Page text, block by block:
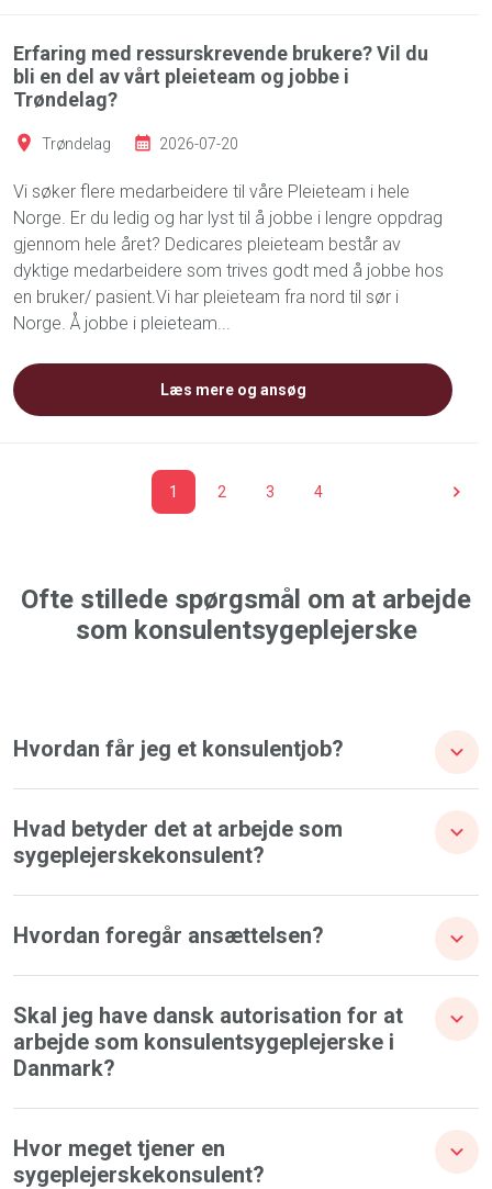
Erfaring med ressurskrevende brukere? Vil du
bli en del av vårt pleieteam og jobbe i
Trøndelag?
Trøndelag 2026-07-20
Vi søker flere medarbeidere til våre Pleieteam i hele
Norge. Er du ledig og har lyst til å jobbe i lengre oppdrag
gjennom hele året? Dedicares pleieteam består av
dyktige medarbeidere som trives godt med å jobbe hos
en bruker/ pasient.Vi har pleieteam fra nord til sør i
Norge. Å jobbe i pleieteam...
Læs mere og ansøg
1 2 3 4
Ofte stillede spørgsmål om at arbejde
som konsulentsygeplejerske
Hvordan får jeg et konsulentjob?
Hvad betyder det at arbejde som
sygeplejerskekonsulent?
Hvordan foregår ansættelsen?
Skal jeg have dansk autorisation for at
arbejde som konsulentsygeplejerske i
Danmark?
Hvor meget tjener en
sygeplejerskekonsulent?